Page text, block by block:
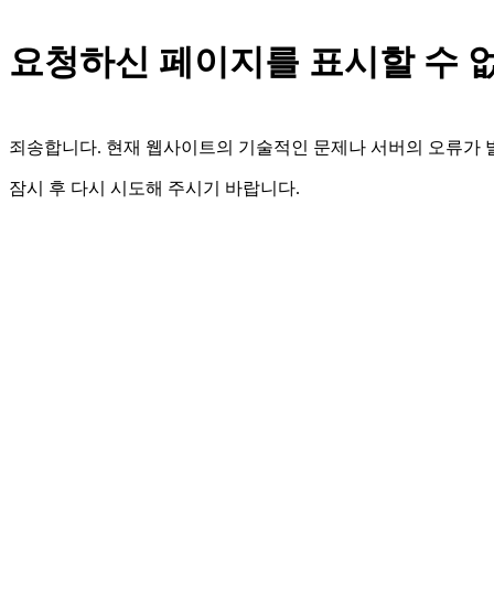
요청하신 페이지를 표시할 수
죄송합니다. 현재 웹사이트의 기술적인 문제나 서버의 오류가
잠시 후 다시 시도해 주시기 바랍니다.